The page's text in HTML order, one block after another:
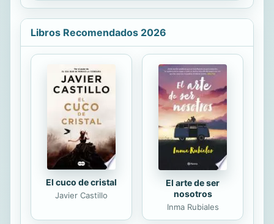
justican una protección
internacional, de naturaleza
convencional coadyuvante o
derecho interno de los Estados
Libros Recomendados 2026
El cuco de cristal
Javier Castillo
El arte de ser
nosotros
Inma Rubiales